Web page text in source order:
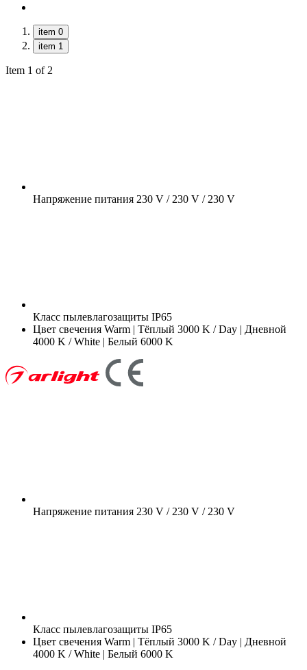
item 0
item 1
Item 1 of 2
Напряжение питания 230 V / 230 V / 230 V
Класс пылевлагозащиты IP65
Цвет свечения Warm | Тёплый 3000 K / Day | Дневной
4000 K / White | Белый 6000 K
Напряжение питания 230 V / 230 V / 230 V
Класс пылевлагозащиты IP65
Цвет свечения Warm | Тёплый 3000 K / Day | Дневной
4000 K / White | Белый 6000 K